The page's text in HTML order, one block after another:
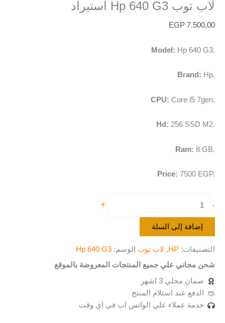
لاب توب Hp 640 G3 استيراد
EGP 7.500,00
Model: Hp 640 G3.
Brand: Hp.
CPU: Core i5 7gen.
Hd: 256 SSD M2.
Ram: 8 GB.
Price: 7500 EGP.
-
+
إضافة إلى السلة
التصنيفات: HP
, لاب توب الوسم: Hp 640 G3
شحن مجاني علي جميع المنتجات المعروضة بالموقع
ضمان محلي 3 اشهر
الدفع عند استلام المنتج
خدمة عملاء علي الواتس اب في اي وقت